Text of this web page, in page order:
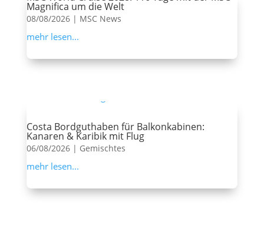
Magnifica um die Welt
08/08/2026| MSC News
mehr lesen...
Costa Bordguthaben für Balkonkabinen:
Kanaren & Karibik mit Flug
06/08/2026| Gemischtes
mehr lesen...